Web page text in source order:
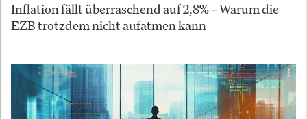
Inflation fällt überraschend auf 2,8% – Warum die
EZB trotzdem nicht aufatmen kann